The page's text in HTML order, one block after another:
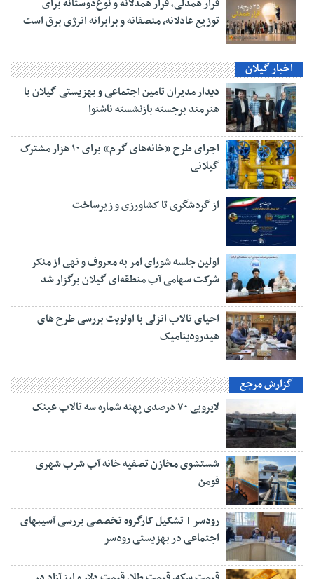
توزیع عادلانه، منصفانه و برابرانه انرژی برق است
اخبار گیلان
دیدار مدیران تامین اجتماعی و بهزیستی گیلان با
هنرمند برجسته بازنشسته ناشنوا
اجرای طرح «خانه‌های گرم» برای ۱۰ هزار مشترک
گیلانی
از گردشگری تا کشاورزی و زیرساخت
اولین جلسه شورای امر به معروف و نهی از منکر
شرکت سهامی آب منطقه‌ای گیلان برگزار شد
احیای تالاب انزلی با اولویت بررسی طرح های
هیدرودینامیک
گزارش مرجع
لایروبی ۷۰ درصدی پهنه شماره سه تالاب عینک
شستشوی مخازن تصفیه خانه آب شرب شهری
فومن
رودسر | تشکیل کارگروه تخصصی بررسی آسیبهای
اجتماعی در بهزیستی رودسر